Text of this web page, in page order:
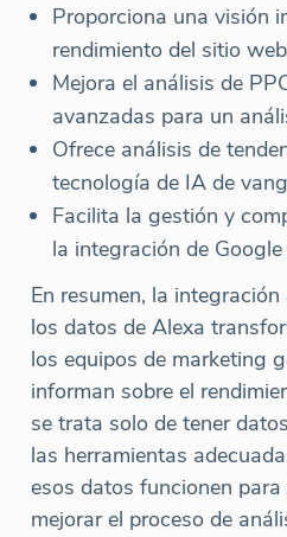
Proporciona una visión
rendimiento del sitio
Mejora el análisis de
avanzadas para un
Ofrece análisis de
tecnología de IA de
Facilita la gestión y
la integración de Google
En resumen, la
los datos de Alexa
los equipos de marketing
informan sobre el
se trata solo de tener
las herramientas
esos datos funcionen
mejorar el proceso de